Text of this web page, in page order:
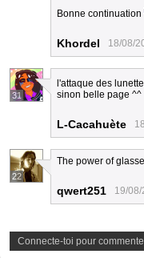
Bonne continuation
Khordel 18/08/
31
l'attaque des
sinon belle page ^^
L-Cacahuète
22
The power of
qwert251 19/
Connecte-toi pour